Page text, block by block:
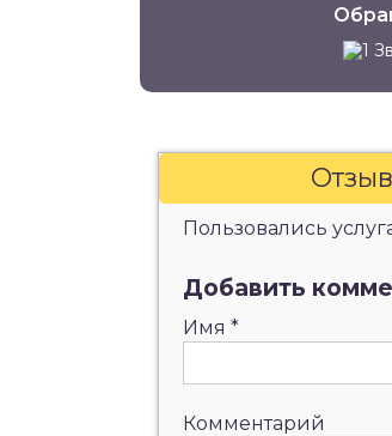
Пользовались
Добавить
Имя *
Комментарий